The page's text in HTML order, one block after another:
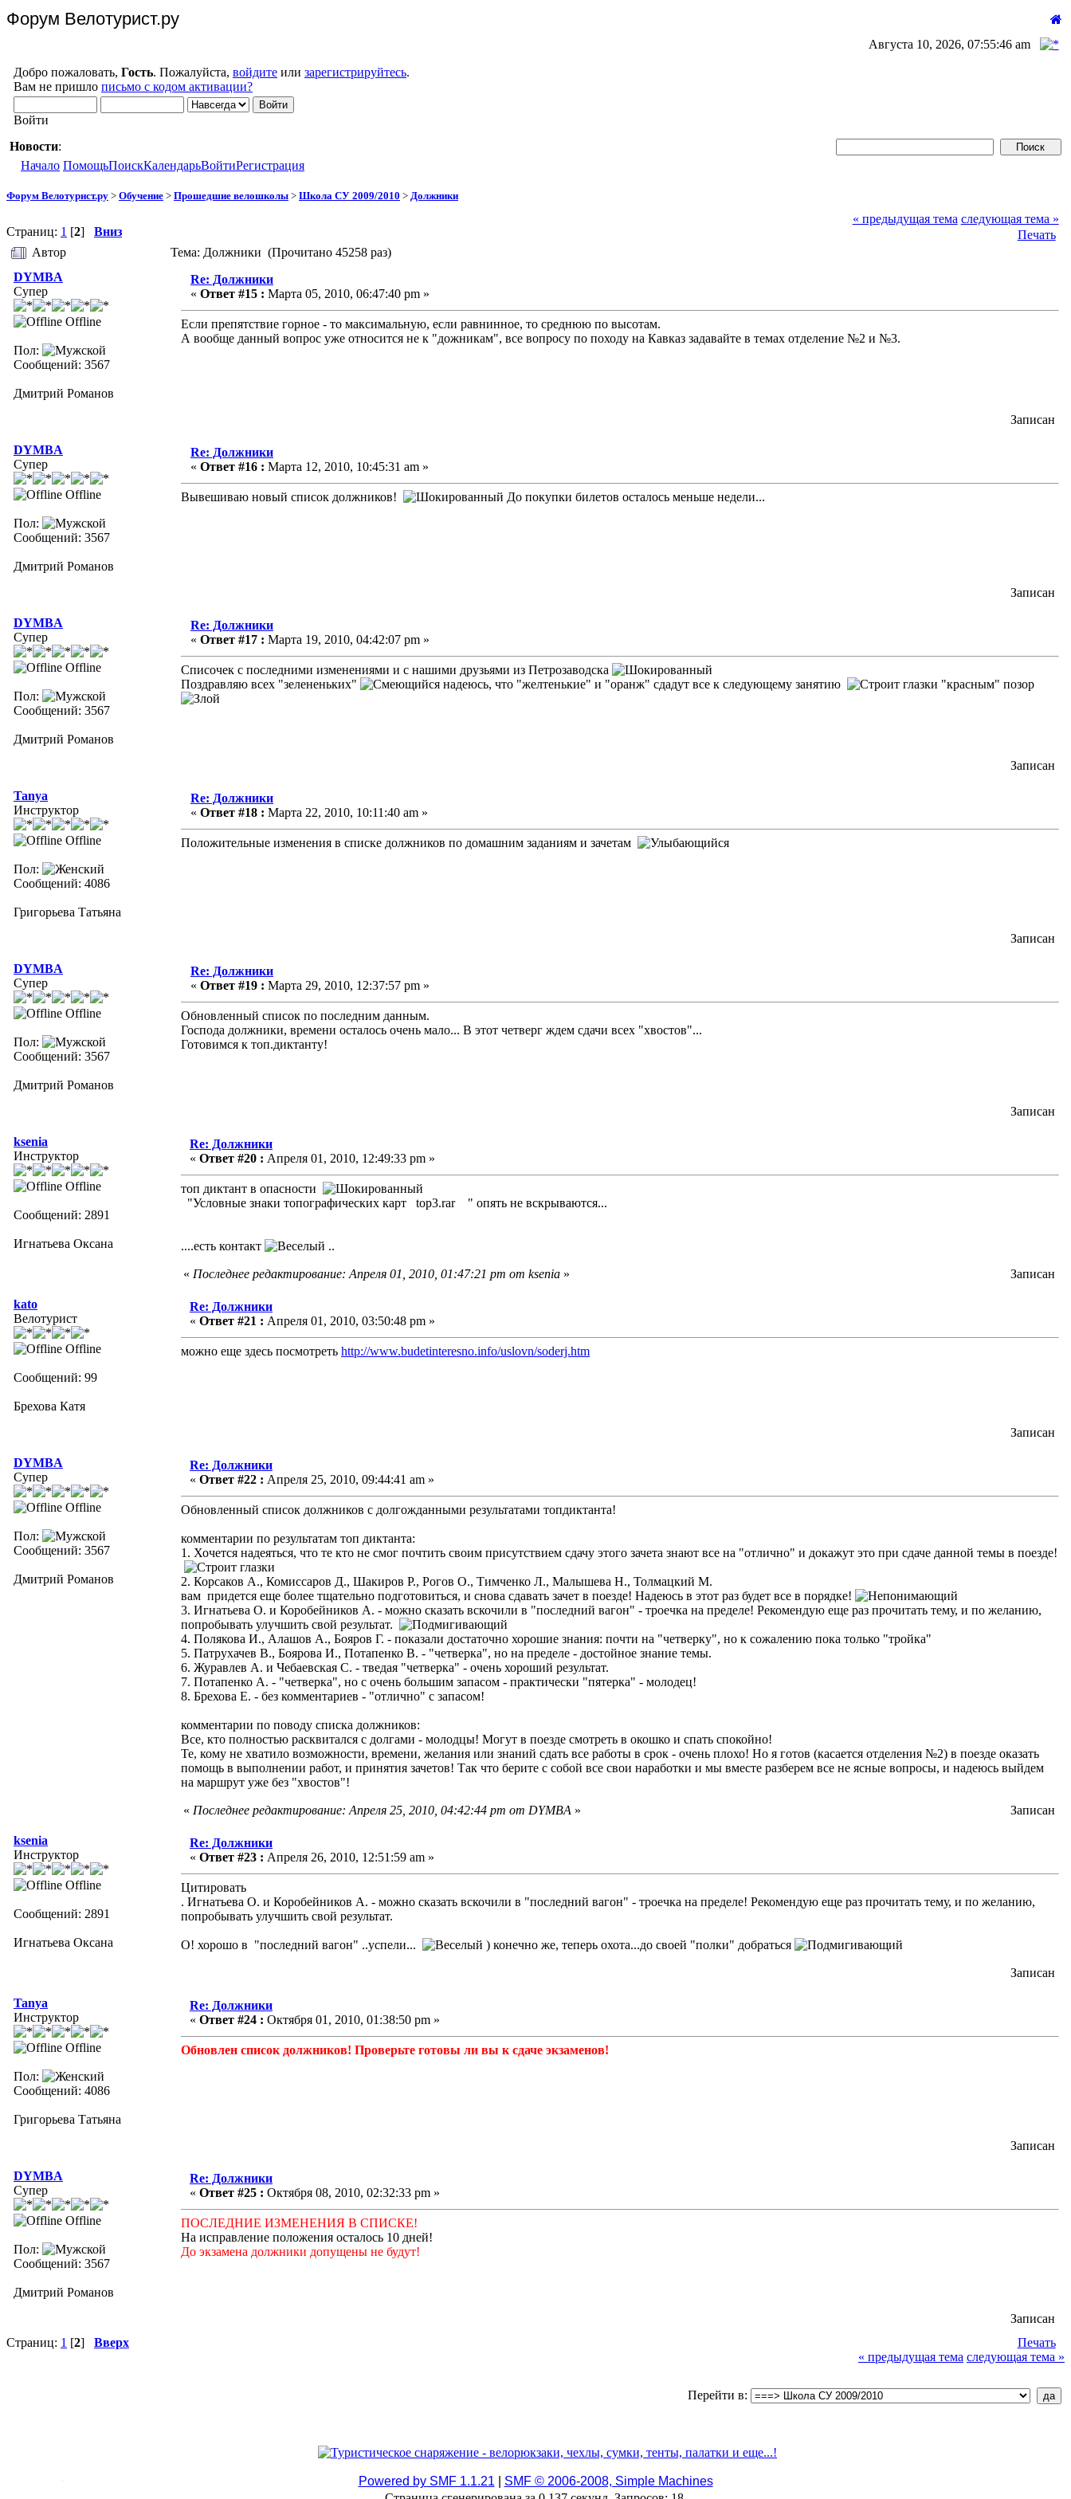
Форум Велотурист.ру
Августа 10, 2026, 07:55:46 am
Добро пожаловать, Гость. Пожалуйста, войдите или зарегистрируйтесь.
Вам не пришло письмо с кодом активации?
Войти
Новости:
Начало ПомощьПоискКалендарьВойтиРегистрация
Форум Велотурист.ру > Обучение > Прошедшие велошколы > Школа СУ 2009/2010 > Должники
Страниц: 1 [2] Вниз
« предыдущая тема следующая тема »
Печать
Автор
Тема: Должники (Прочитано 45258 раз)
DYMBA
Супер
Offline
Пол:
Сообщений: 3567
Дмитрий Романов
Re: Должники
« Ответ #15 : Марта 05, 2010, 06:47:40 pm »
Если препятствие горное - то максимальную, если равнинное, то среднюю по высотам.
А вообще данный вопрос уже относится не к "дожникам", все вопросу по походу на Кавказ задавайте в темах отделение №2 и №3.
Записан
DYMBA
Супер
Offline
Пол:
Сообщений: 3567
Дмитрий Романов
Re: Должники
« Ответ #16 : Марта 12, 2010, 10:45:31 am »
Вывешиваю новый список должников! До покупки билетов осталось меньше недели...
Записан
DYMBA
Супер
Offline
Пол:
Сообщений: 3567
Дмитрий Романов
Re: Должники
« Ответ #17 : Марта 19, 2010, 04:42:07 pm »
Списочек с последними изменениями и с нашими друзьями из Петрозаводска
Поздравляю всех "зелененьких"
надеюсь, что "желтенькие" и "оранж" сдадут все к следующему занятию "красным" позор
Записан
Tanya
Инструктор
Offline
Пол:
Сообщений: 4086
Григорьева Татьяна
Re: Должники
« Ответ #18 : Марта 22, 2010, 10:11:40 am »
Положительные изменения в списке должников по домашним заданиям и зачетам
Записан
DYMBA
Супер
Offline
Пол:
Сообщений: 3567
Дмитрий Романов
Re: Должники
« Ответ #19 : Марта 29, 2010, 12:37:57 pm »
Обновленный список по последним данным.
Господа должники, времени осталось очень мало... В этот четверг ждем сдачи всех "хвостов"...
Готовимся к топ.диктанту!
Записан
ksenia
Инструктор
Offline
Сообщений: 2891
Игнатьева Оксана
Re: Должники
« Ответ #20 : Апреля 01, 2010, 12:49:33 pm »
топ диктант в опасности
"Условные знаки топографических карт top3.rar " опять не вскрываются...
....есть контакт ..
« Последнее редактирование: Апреля 01, 2010, 01:47:21 pm от ksenia » Записан
kato
Велотурист
Offline
Сообщений: 99
Брехова Катя
Re: Должники
« Ответ #21 : Апреля 01, 2010, 03:50:48 pm »
можно еще здесь посмотреть http://www.budetinteresno.info/uslovn/soderj.htm
Записан
DYMBA
Супер
Offline
Пол:
Сообщений: 3567
Дмитрий Романов
Re: Должники
« Ответ #22 : Апреля 25, 2010, 09:44:41 am »
Обновленный список должников с долгожданными результатами топдиктанта!
комментарии по результатам топ диктанта:
1. Хочется надеяться, что те кто не смог почтить своим присутствием сдачу этого зачета знают все на "отлично" и докажут это при сдаче данной темы в поезде!
2. Корсаков А., Комиссаров Д., Шакиров Р., Рогов О., Тимченко Л., Малышева Н., Толмацкий М.
вам придется еще более тщательно подготовиться, и снова сдавать зачет в поезде! Надеюсь в этот раз будет все в порядке!
3. Игнатьева О. и Коробейников А. - можно сказать вскочили в "последний вагон" - троечка на пределе! Рекомендую еще раз прочитать тему, и по желанию,
попробывать улучшить свой результат.
4. Полякова И., Алашов А., Бояров Г. - показали достаточно хорошие знания: почти на "четверку", но к сожалению пока только "тройка"
5. Патрухачев В., Боярова И., Потапенко В. - "четверка", но на пределе - достойное знание темы.
6. Журавлев А. и Чебаевская С. - тведая "четверка" - очень хороший результат.
7. Потапенко А. - "четверка", но с очень большим запасом - практически "пятерка" - молодец!
8. Брехова Е. - без комментариев - "отлично" с запасом!
комментарии по поводу списка должников:
Все, кто полностью расквитался с долгами - молодцы! Могут в поезде смотреть в окошко и спать спокойно!
Те, кому не хватило возможности, времени, желания или знаний сдать все работы в срок - очень плохо! Но я готов (касается отделения №2) в поезде оказать
помощь в выполнении работ, и принятия зачетов! Так что берите с собой все свои наработки и мы вместе разберем все не ясные вопросы, и надеюсь выйдем
на маршрут уже без "хвостов"!
« Последнее редактирование: Апреля 25, 2010, 04:42:44 pm от DYMBA » Записан
ksenia
Инструктор
Offline
Сообщений: 2891
Игнатьева Оксана
Re: Должники
« Ответ #23 : Апреля 26, 2010, 12:51:59 am »
Цитировать
. Игнатьева О. и Коробейников А. - можно сказать вскочили в "последний вагон" - троечка на пределе! Рекомендую еще раз прочитать тему, и по желанию,
попробывать улучшить свой результат.
О! хорошо в "последний вагон" ..успели... ) конечно же, теперь охота...до своей "полки" добраться
Записан
Tanya
Инструктор
Offline
Пол:
Сообщений: 4086
Григорьева Татьяна
Re: Должники
« Ответ #24 : Октября 01, 2010, 01:38:50 pm »
Обновлен список должников! Проверьте готовы ли вы к сдаче экзаменов!
Записан
DYMBA
Супер
Offline
Пол:
Сообщений: 3567
Дмитрий Романов
Re: Должники
« Ответ #25 : Октября 08, 2010, 02:32:33 pm »
ПОСЛЕДНИЕ ИЗМЕНЕНИЯ В СПИСКЕ!
На исправление положения осталось 10 дней!
До экзамена должники допущены не будут!
Записан
Страниц: 1 [2] Вверх
Печать
« предыдущая тема следующая тема »
Перейти в:
Powered by SMF 1.1.21
SMF © 2006-2008, Simple Machines